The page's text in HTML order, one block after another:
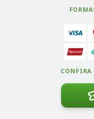
CONFIRA